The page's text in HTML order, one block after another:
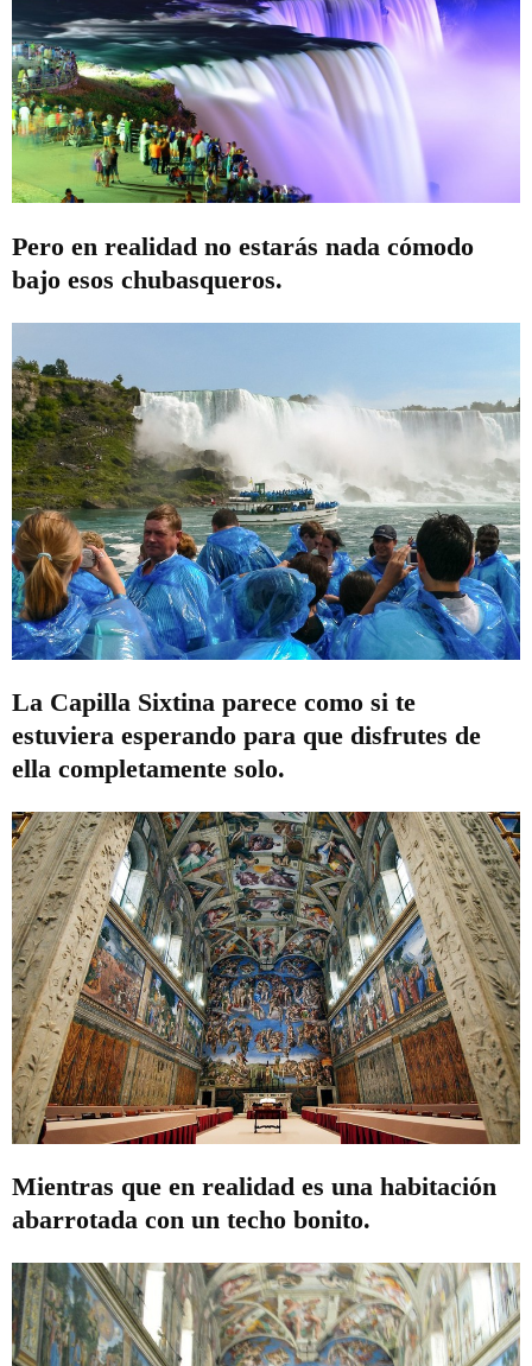
Pero en realidad no estarás nada cómodo
bajo esos chubasqueros.
La Capilla Sixtina parece como si te
estuviera esperando para que disfrutes de
ella completamente solo.
Mientras que en realidad es una habitación
abarrotada con un techo bonito.